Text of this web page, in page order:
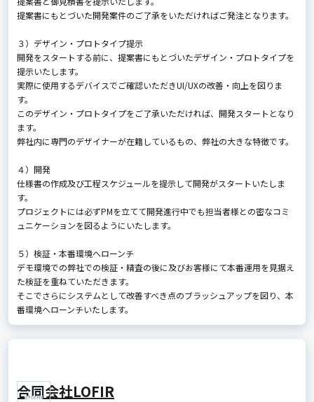
提案書にもとづいた開発案件のご了承をいただければご発注となります。
３）デザイン・プロトタイプ提示
開発をスタートする前に、提案書にもとづいたデザイン・プロトタイプを
提示いたします。
実際に使用するデバイスでご確認いただきUI/UXの改善・向上を図りま
す。
このデザイン・プロトタイプをご了承いただければ、開発スタートとなり
ます。
弊社内に専門のデザイナーが在籍しているもの、弊社の大きな特徴です。
４）開発
仕様書の作成及び工程スケジュールを提示して開発がスタートいたしま
す。
プロジェクトには必ずPMを立てて開発進行中でも担当者様との密なコミ
ュニケーションを図るようにいたします。
５）検証・本番環境へローンチ
デモ環境での弊社での検証・精査の後に及びお客様にて本番運用を見据え
た検証を重ねていただきます。
そこでさらにシステムとして改善すべき点のブラッシュアップを図り、本
番環境へローンチいたします。
合同会社LOFIR